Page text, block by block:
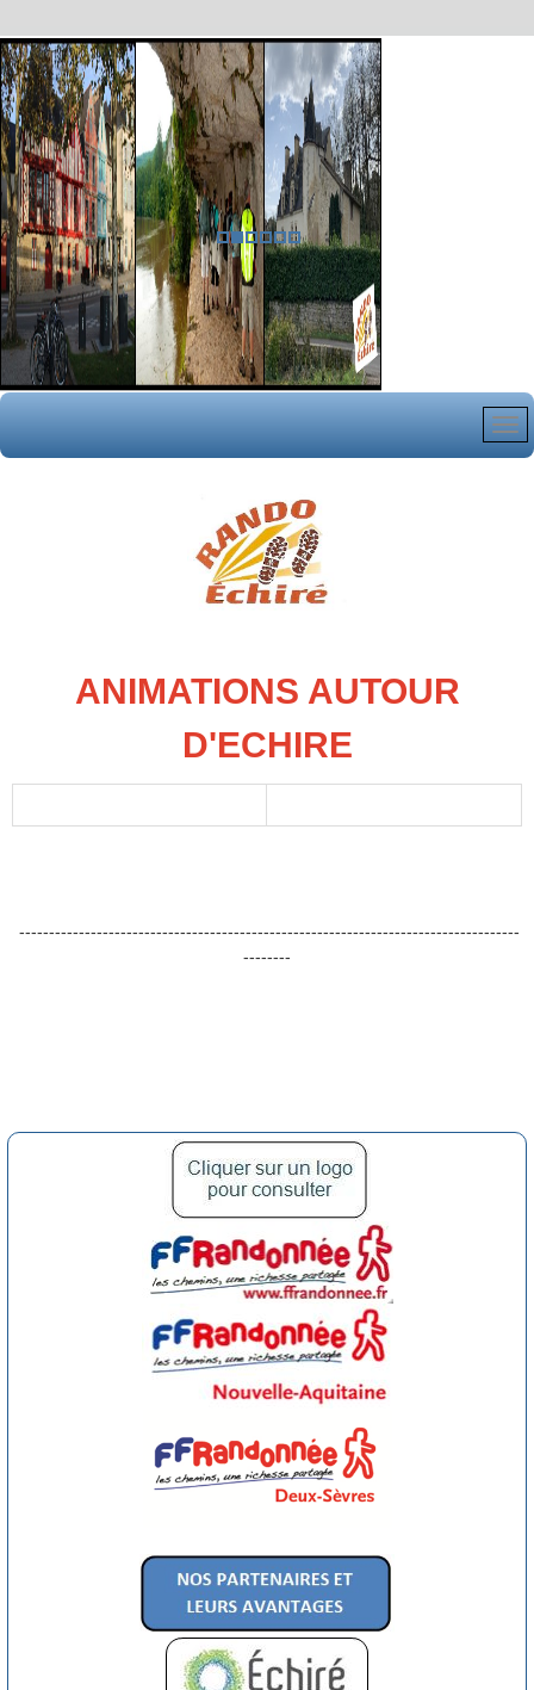
ANIMATIONS AUTOUR
D'ECHIRE
------------------------------------------------------------------------------------
--------